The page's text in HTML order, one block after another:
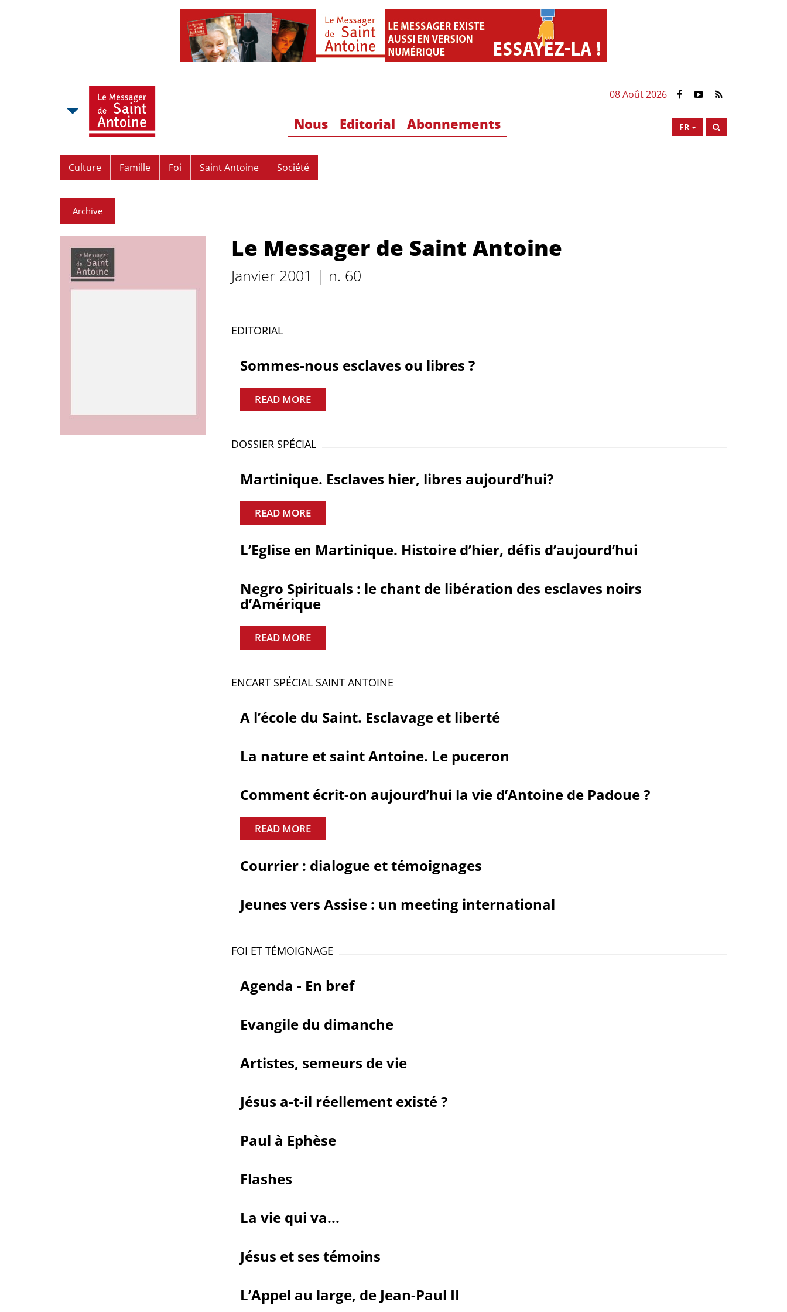
08 Août 2026
FR
Nous Editorial Abonnements
Culture Famille Foi Saint Antoine Société
Archive
Le Messager de Saint Antoine
Janvier 2001 | n. 60
EDITORIAL
Sommes-nous esclaves ou libres ?
READ MORE
DOSSIER SPÉCIAL
Martinique. Esclaves hier, libres aujourd’hui?
READ MORE
L’Eglise en Martinique. Histoire d’hier, défis d’aujourd’hui
Negro Spirituals : le chant de libération des esclaves noirs
d’Amérique
READ MORE
ENCART SPÉCIAL SAINT ANTOINE
A l’école du Saint. Esclavage et liberté
La nature et saint Antoine. Le puceron
Comment écrit-on aujourd’hui la vie d’Antoine de Padoue ?
READ MORE
Courrier : dialogue et témoignages
Jeunes vers Assise : un meeting international
FOI ET TÉMOIGNAGE
Agenda - En bref
Evangile du dimanche
Artistes, semeurs de vie
Jésus a-t-il réellement existé ?
Paul à Ephèse
Flashes
La vie qui va...
Jésus et ses témoins
L’Appel au large, de Jean-Paul II